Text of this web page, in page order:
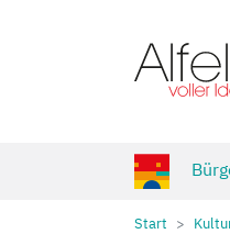
Zum Hauptinhalt springen
Start